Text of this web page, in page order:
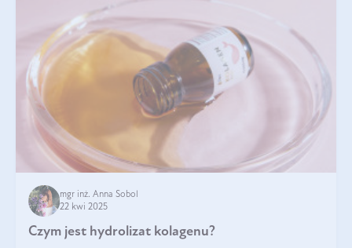
mgr inż. Anna Sobol
22 kwi 2025
Czym jest hydrolizat kolagenu?